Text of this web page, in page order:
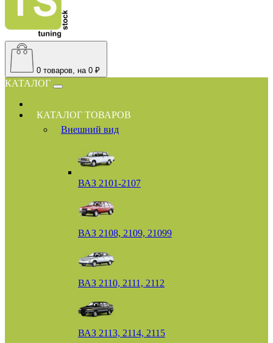
0 товаров, на 0 ₽
КАТАЛОГ
КАТАЛОГ ТОВАРОВ
Внешний вид
ВАЗ 2101-2107
ВАЗ 2108, 2109, 21099
ВАЗ 2110, 2111, 2112
ВАЗ 2113, 2114, 2115